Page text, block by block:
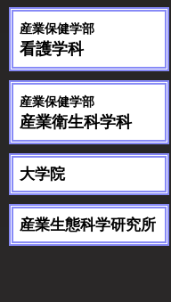
産業保健学部
看護学科
産業保健学部
産業衛生科学科
大学院
産業生態科学研究所